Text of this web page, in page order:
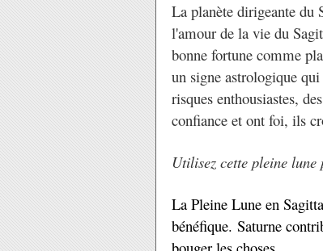
La planète dirigeante du
l'amour de la vie du
bonne fortune comme
un signe astrologique
risques enthousiastes,
confiance et ont foi, ils
Utilisez cette pleine lune
La Pleine Lune en
bénéfique. Saturne